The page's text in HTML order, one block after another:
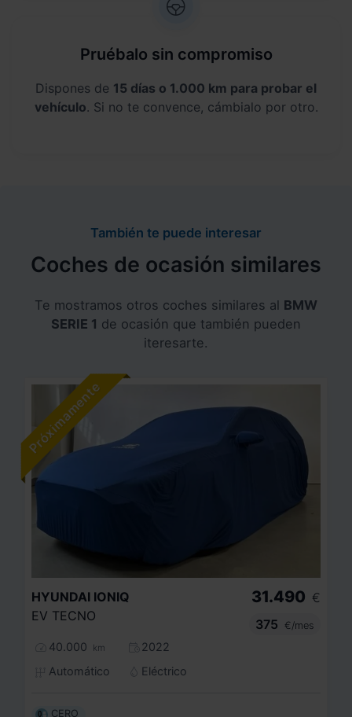
Pruébalo sin compromiso
Dispones de 15 días o 1.000 km para probar el
vehículo. Si no te convence, cámbialo por otro.
También te puede interesar
Coches de ocasión similares
Te mostramos otros coches similares al BMW
SERIE 1 de ocasión que también pueden
iteresarte.
HYUNDAI IONIQ
EV TECNO
40.000 km
2022
Automático
Eléctrico
31.490 €
375
€/mes
CERO